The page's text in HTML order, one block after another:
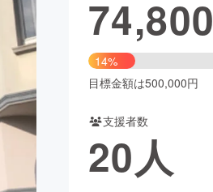
フード・飲食店
ビューティー・ヘルスケア
74,800
14%
目標金額は500,000円
支援者数
20人